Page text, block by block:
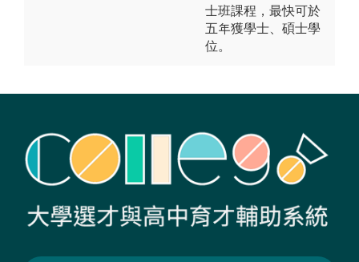
士班課程，最快可於
五年獲學士、碩士學
位。